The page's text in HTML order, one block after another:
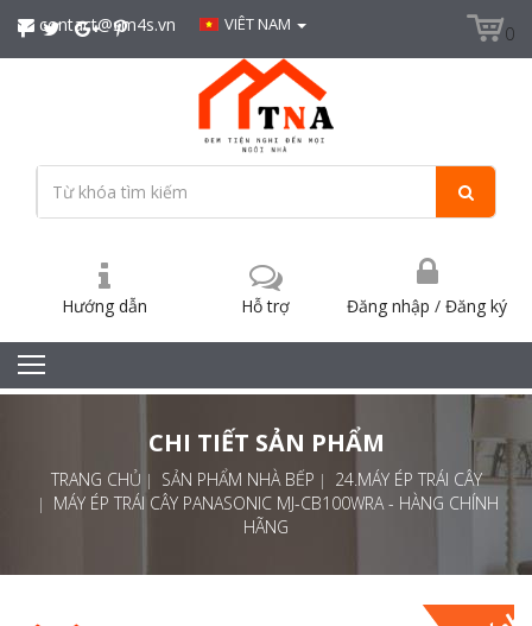
contact@sm4s.vn VIÊT NAM 0
Đăng nhập/Đăng ký
Hướng dẫn Hỗ trợ
CHI TIẾT SẢN PHẨM
TRANG CHỦ SẢN PHẨM NHÀ BẾP
24.MÁY ÉP TRÁI CÂY
MÁY ÉP TRÁI CÂY PANASONIC MJ-CB100WRA - HÀNG CHÍNH
HÃNG